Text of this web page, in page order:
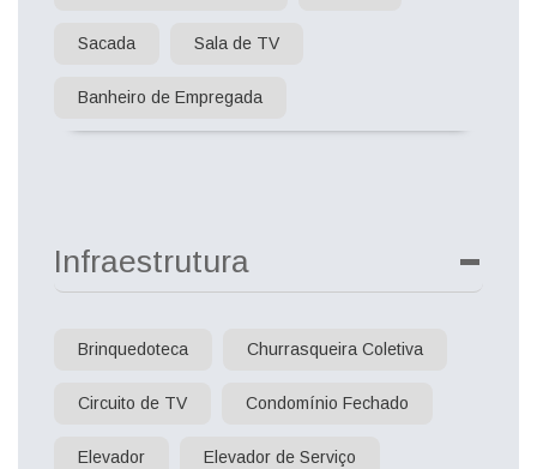
Sacada Sala de TV
Banheiro de Empregada
Infraestrutura
Brinquedoteca Churrasqueira Coletiva
Circuito de TV Condomínio Fechado
Elevador Elevador de Serviço